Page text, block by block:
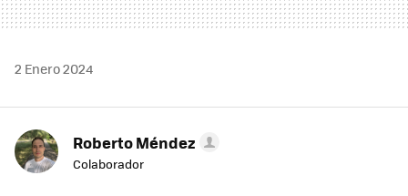
2 Enero 2024
Roberto Méndez
Colaborador